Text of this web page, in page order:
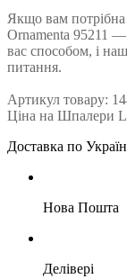
Якщо вам
Ornamenta 95211 —
вас способом, і
питання.
Артикул товару:
Ціна на Шпалери
Доставка по
Нова Пошта
Делівері